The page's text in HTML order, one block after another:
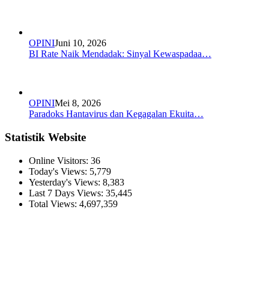
OPINIJuni 10, 2026
BI Rate Naik Mendadak: Sinyal Kewaspadaa…
OPINIMei 8, 2026
Paradoks Hantavirus dan Kegagalan Ekuita…
Statistik Website
Online Visitors: 36
Today's Views: 5,779
Yesterday's Views: 8,383
Last 7 Days Views: 35,445
Total Views: 4,697,359